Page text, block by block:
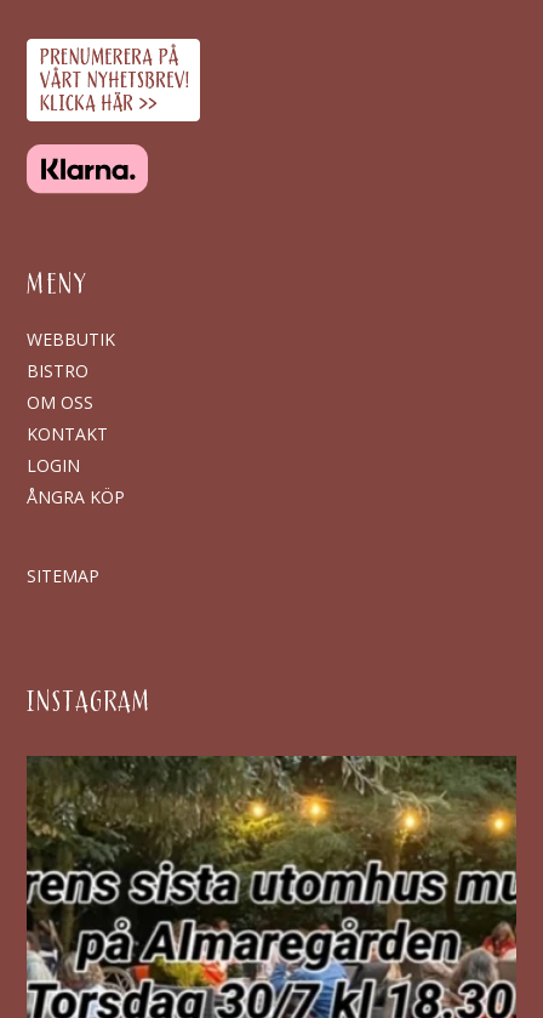
MENY
WEBBUTIK
BISTRO
OM OSS
KONTAKT
LOGIN
ÅNGRA KÖP
SITEMAP
INSTAGRAM